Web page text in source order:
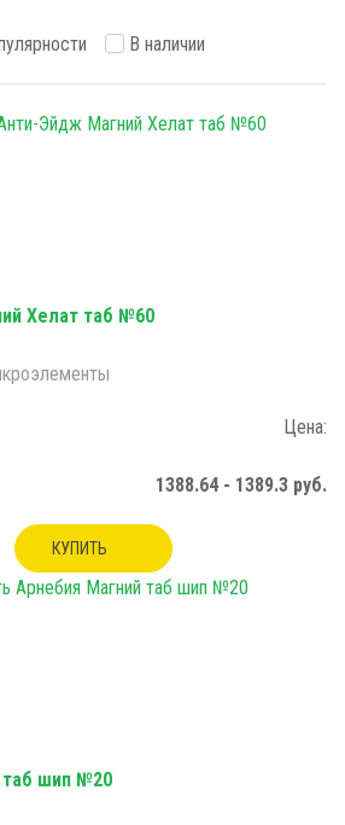
В наличии
Хелат таб №60
Цена:
1388.64 - 1389.3 руб.
КУПИТЬ
таб шип №20